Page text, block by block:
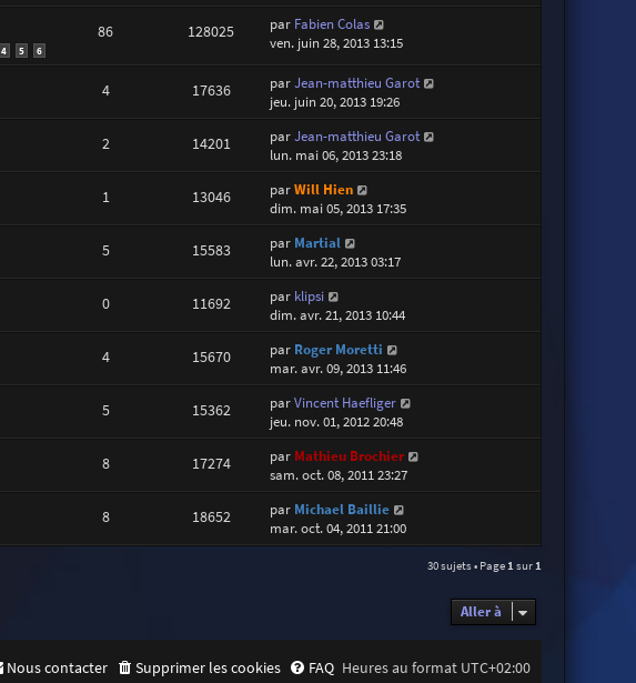
4 5 6
86 128025 par Fabien Colas
ven. juin 28, 2013 13:15
4 17636 parJean-matthieu Garot
jeu. juin 20, 2013 19:26
2 14201 parJean-matthieu Garot
lun. mai 06, 2013 23:18
1 13046 parWill Hien
dim. mai 05, 2013 17:35
5 15583 par Martial
lun. avr. 22, 2013 03:17
0 11692 par klipsi
dim. avr. 21, 2013 10:44
4 15670 par Roger Moretti
mar. avr. 09, 2013 11:46
5 15362 parVincent Haefliger
jeu. nov. 01, 2012 20:48
8 17274 par Mathieu Brochier
sam. oct. 08, 2011 23:27
8 18652 par Michael Baillie
mar. oct. 04, 2011 21:00
30 sujets • Page1sur1
Aller à
Heures au format UTC+02:00
FAQ
Supprimer les cookies
Nous contacter